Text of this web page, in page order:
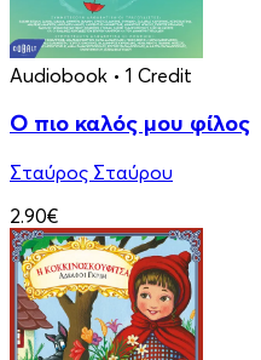
Audiobook • 1 Credit
Ο πιο καλός μου φίλος
Σταύρος Σταύρου
2.90€